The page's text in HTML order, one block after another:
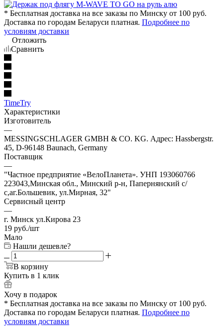
* Бесплатная доставка на все заказы по Минску от 100 руб.
Доставка по городам Беларуси платная. Подробнее по
условиям доставки
Отложить
Сравнить
TimeTry
Характеристики
Изготовитель
—
MESSINGSCHLAGER GMBH & CO. KG. Адрес: Hassbergstr.
45, D-96148 Baunach, Germany
Поставщик
—
"Частное предприятие «ВелоПланета». УНП 193060766
223043,Минская обл., Минский р-н, Папернянский с/
с,аг.Большевик, ул.Мирная, 32"
Сервисный центр
—
г. Минск ул.Кирова 23
19 руб./шт
Мало
Нашли дешевле?
В корзину
Купить в 1 клик
Хочу в подарок
* Бесплатная доставка на все заказы по Минску от 100 руб.
Доставка по городам Беларуси платная. Подробнее по
условиям доставки